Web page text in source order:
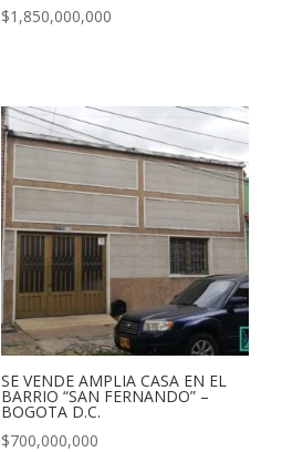
$1,850,000,000
SE VENDE AMPLIA CASA EN EL
BARRIO “SAN FERNANDO” –
BOGOTA D.C.
$700,000,000